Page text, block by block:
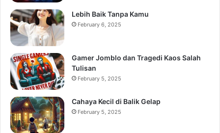
Lebih Baik Tanpa Kamu
February 6, 2025
Gamer Jomblo dan Tragedi Kaos Salah
Tulisan
February 5, 2025
Cahaya Kecil di Balik Gelap
February 5, 2025